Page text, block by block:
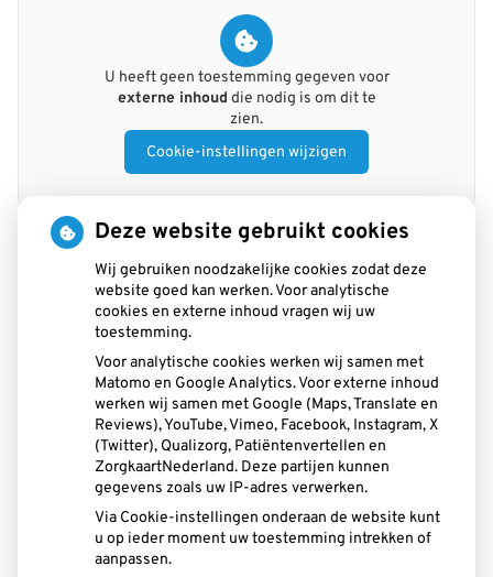
U heeft geen toestemming gegeven voor
externe inhoud die nodig is om dit te
zien.
Cookie-instellingen wijzigen
U heeft geen toestemming gegeven voor
externe inhouddie nodig is om dit te
zien.
Cookie-instellingen wijzigen
Deze website gebruikt cookies
Wij gebruiken noodzakelijke cookies zodat deze
website goed kan werken. Voor analytische
cookies en externe inhoud vragen wij uw
toestemming.
Voor analytische cookies werken wij samen met
Matomo en Google Analytics. Voor externe inhoud
werken wij samen met Google (Maps, Translate en
Reviews), YouTube, Vimeo, Facebook, Instagram, X
(Twitter), Qualizorg, Patiëntenvertellen en
ZorgkaartNederland. Deze partijen kunnen
gegevens zoals uw IP-adres verwerken.
Via Cookie-instellingen onderaan de website kunt
u op ieder moment uw toestemming intrekken of
aanpassen.